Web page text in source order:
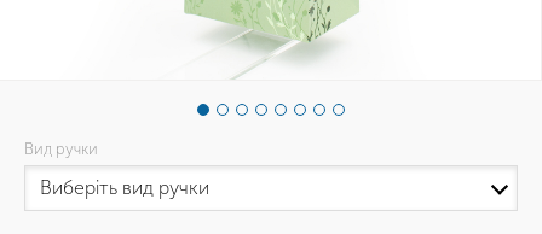
Вид ручки